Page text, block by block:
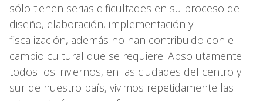
sólo tienen serias dificultades en su proceso de
diseño, elaboración, implementación y
fiscalización, además no han contribuido con el
cambio cultural que se requiere. Absolutamente
todos los inviernos, en las ciudades del centro y
sur de nuestro país, vivimos repetidamente las